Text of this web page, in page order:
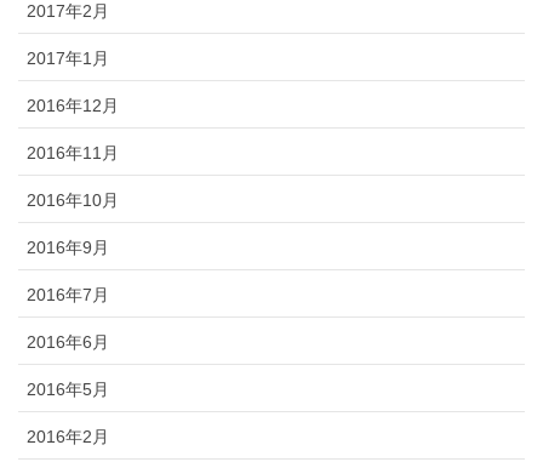
2017年2月
2017年1月
2016年12月
2016年11月
2016年10月
2016年9月
2016年7月
2016年6月
2016年5月
2016年2月